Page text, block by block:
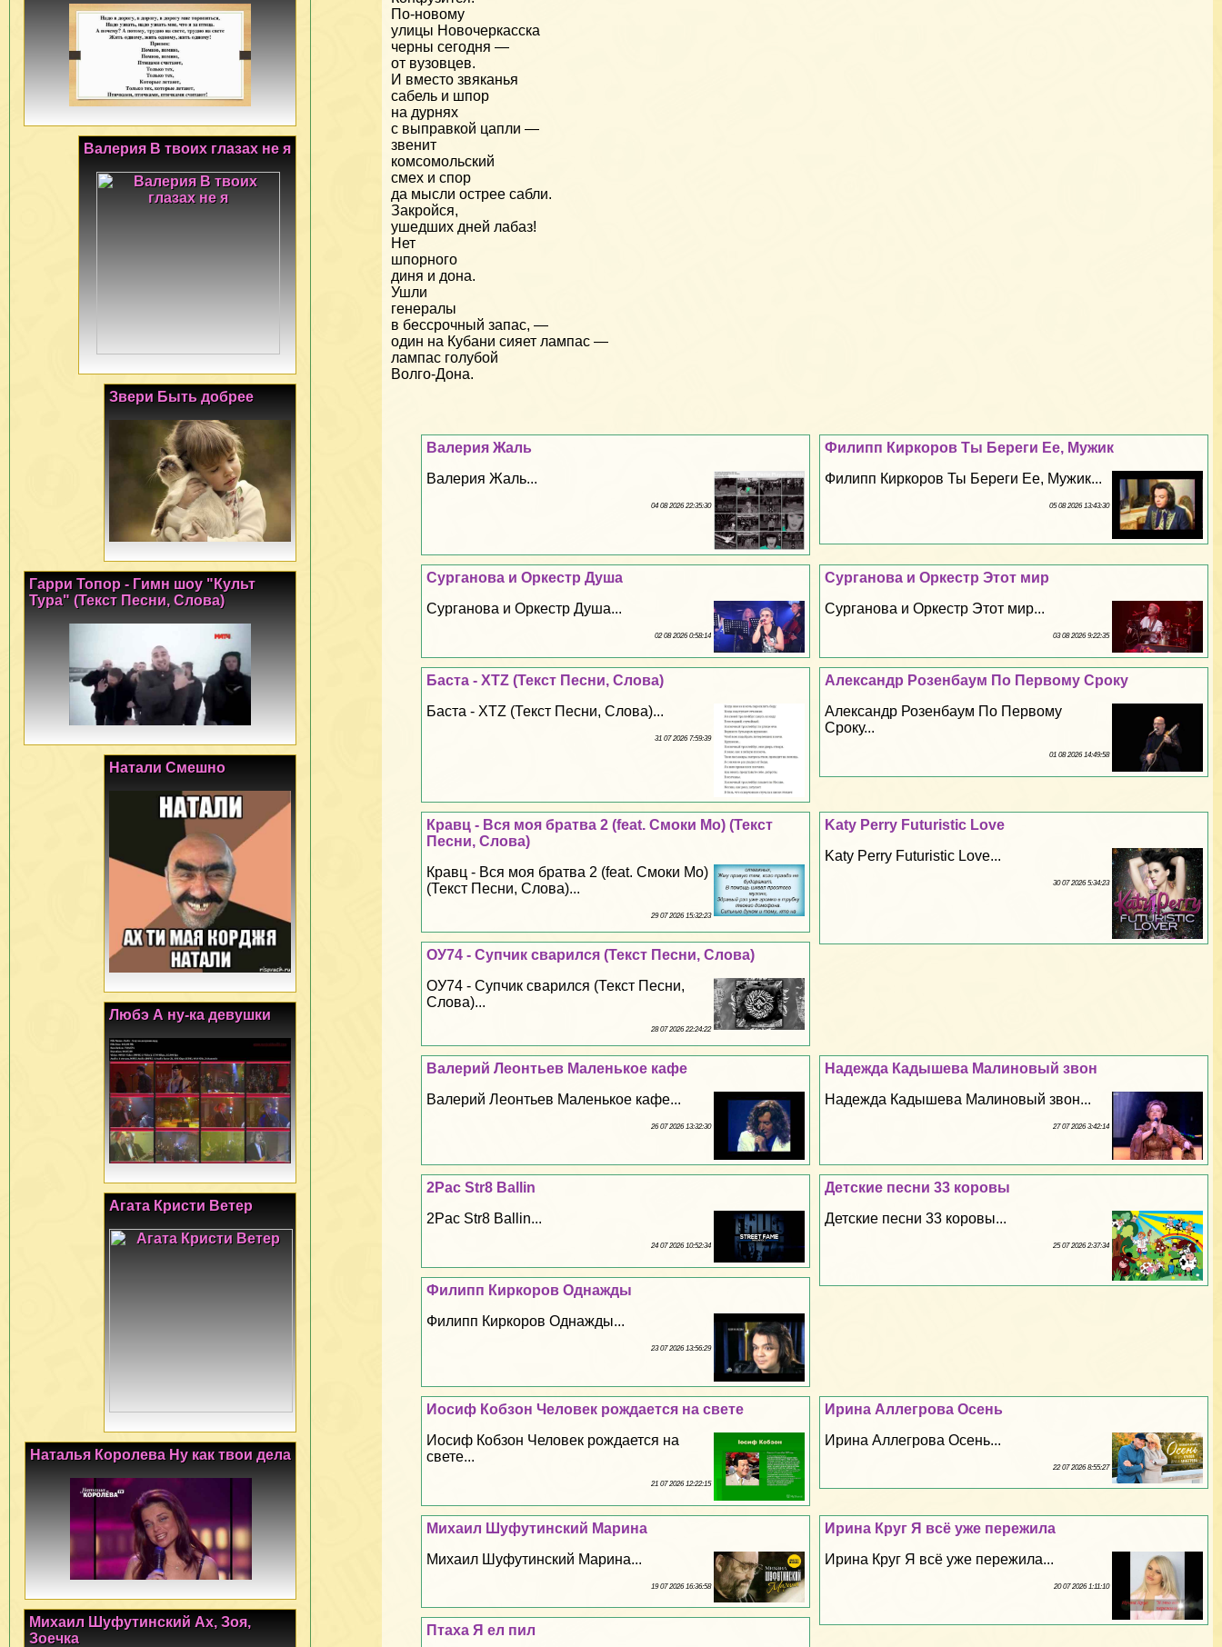
По-новому
улицы Новочеркасска
черны сегодня —
от вузовцев.
И вместо звяканья
сабель и шпор
на дурнях
с выправкой цапли —
звенит
комсомольский
смех и спор
да мысли острее сабли.
Закройся,
ушедших дней лабаз!
Нет
шпорного
диня и дона.
Ушли
генералы
в бессрочный запас, —
один на Кубани сияет лампас —
лампас голубой
Волго-Дона.
Филипп Киркоров Ты Береги Ее, Мужик
Филипп Киркоров Ты Береги Ее, Мужик...
05 08 2026 13:43:30
Валерия Жаль
Валерия Жаль...
04 08 2026 22:35:30
Сурганова и Оркестр Этот мир
Сурганова и Оркестр Этот мир...
03 08 2026 9:22:35
Сурганова и Оркестр Душа
Сурганова и Оркестр Душа...
02 08 2026 0:58:14
Александр Розенбаум По Первому Сроку
Александр Розенбаум По Первому
Сроку...
01 08 2026 14:49:58
Баста - XTZ (Текст Песни, Слова)
Баста - XTZ (Текст Песни, Слова)...
31 07 2026 7:59:39
Katy Perry Futuristic Love
Katy Perry Futuristic Love...
30 07 2026 5:34:23
Кравц - Вся моя братва 2 (feat. Смоки Мо) (Текст
Песни, Слова)
Кравц - Вся моя братва 2 (feat. Смоки Мо)
(Текст Песни, Слова)...
29 07 2026 15:32:23
ОУ74 - Супчик сварился (Текст Песни, Слова)
ОУ74 - Супчик сварился (Текст Песни,
Слова)...
28 07 2026 22:24:22
Надежда Кадышева Малиновый звон
Надежда Кадышева Малиновый звон...
27 07 2026 3:42:14
Валерий Леонтьев Маленькое кафе
Валерий Леонтьев Маленькое кафе...
26 07 2026 13:32:30
Детские песни 33 коровы
Детские песни 33 коровы...
25 07 2026 2:37:34
2Pac Str8 Ballin
2Pac Str8 Ballin...
24 07 2026 10:52:34
Филипп Киркоров Однажды
Филипп Киркоров Однажды...
23 07 2026 13:56:29
Ирина Аллегрова Осень
Ирина Аллегрова Осень...
22 07 2026 8:55:27
Иосиф Кобзон Человек рождается на свете
Иосиф Кобзон Человек рождается на
свете...
21 07 2026 12:22:15
Ирина Круг Я всё уже пережила
Ирина Круг Я всё уже пережила...
20 07 2026 1:11:10
Михаил Шуфутинский Марина
Михаил Шуфутинский Марина...
19 07 2026 16:36:58
Птаха Я ел пил
Валерия В твоих глазах не я
Звери Быть добрее
Гарри Топор - Гимн шоу "Культ
Тура" (Текст Песни, Слова)
Натали Смешно
Любэ А ну-ка девушки
Агата Кристи Ветер
Наталья Королева Ну как твои дела
Михаил Шуфутинский Ах, Зоя,
Зоечка